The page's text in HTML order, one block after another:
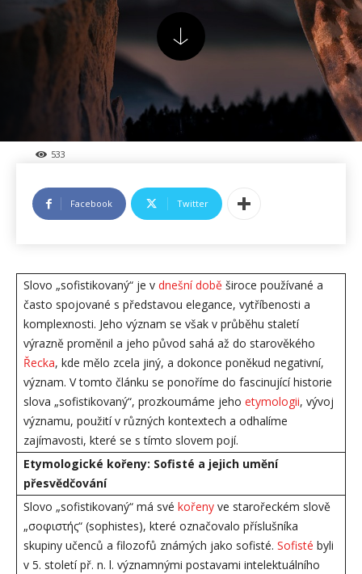
533
Facebook Twitter
Slovo „sofistikovaný“ je v dnešní době široce používané a
často spojované s představou elegance, vytříbenosti a
komplexnosti. Jeho význam se však v průběhu staletí
výrazně proměnil a jeho původ sahá až do starověkého
Řecka, kde mělo zcela jiný, a dokonce poněkud negativní,
význam. V tomto článku se ponoříme do fascinující historie
slova „sofistikovaný“, prozkoumáme jeho etymologii, vývoj
významu, použití v různých kontextech a odhalíme
zajímavosti, které se s tímto slovem pojí.
Etymologické kořeny: Sofisté a jejich umění
přesvědčování
Slovo „sofistikovaný“ má své kořeny ve starořeckém slově
„σοφιστής“ (sophistes), které označovalo příslušníka
skupiny učenců a filozofů známých jako sofisté. Sofisté byli
v 5. století př. n. l. významnými postavami intelektuálního